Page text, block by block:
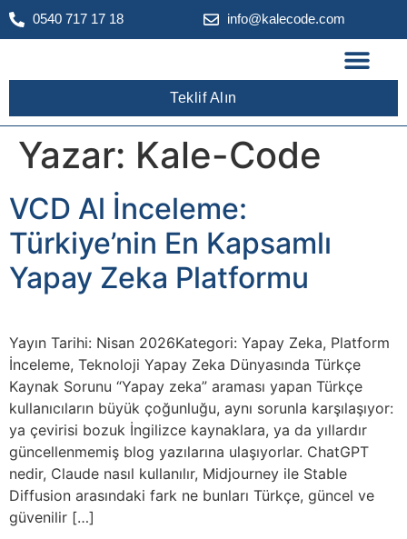
0540 717 17 18 info@kalecode.com
Teklif Alın
Yazar: Kale-Code
VCD Al İnceleme:
Türkiye’nin En Kapsamlı
Yapay Zeka Platformu
Yayın Tarihi: Nisan 2026Kategori: Yapay Zeka, Platform
İnceleme, Teknoloji Yapay Zeka Dünyasında Türkçe
Kaynak Sorunu “Yapay zeka” araması yapan Türkçe
kullanıcıların büyük çoğunluğu, aynı sorunla karşılaşıyor:
ya çevirisi bozuk İngilizce kaynaklara, ya da yıllardır
güncellenmemiş blog yazılarına ulaşıyorlar. ChatGPT
nedir, Claude nasıl kullanılır, Midjourney ile Stable
Diffusion arasındaki fark ne bunları Türkçe, güncel ve
güvenilir […]